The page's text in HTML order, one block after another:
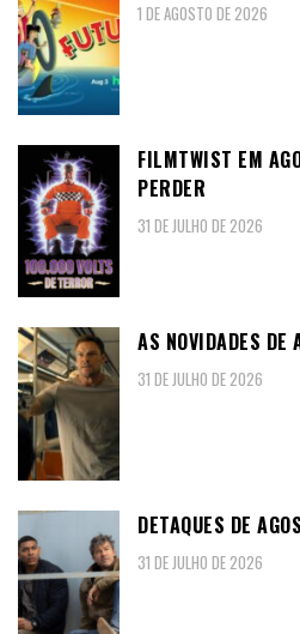
1 DE AGOSTO DE 2026
FILMTWIST EM
PERDER
31 DE JULHO DE 2026
AS NOVIDADES DE
31 DE JULHO DE 2026
DETAQUES DE
31 DE JULHO DE 2026